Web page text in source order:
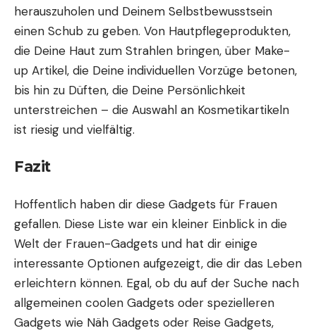
herauszuholen und Deinem Selbstbewusstsein
einen Schub zu geben. Von Hautpflegeprodukten,
die Deine Haut zum Strahlen bringen, über Make-
up Artikel, die Deine individuellen Vorzüge betonen,
bis hin zu Düften, die Deine Persönlichkeit
unterstreichen – die Auswahl an Kosmetikartikeln
ist riesig und vielfältig.
Fazit
Hoffentlich haben dir diese Gadgets für Frauen
gefallen. Diese Liste war ein kleiner Einblick in die
Welt der Frauen-Gadgets und hat dir einige
interessante Optionen aufgezeigt, die dir das Leben
erleichtern können. Egal, ob du auf der Suche nach
allgemeinen coolen Gadgets oder spezielleren
Gadgets wie Näh Gadgets oder Reise Gadgets,